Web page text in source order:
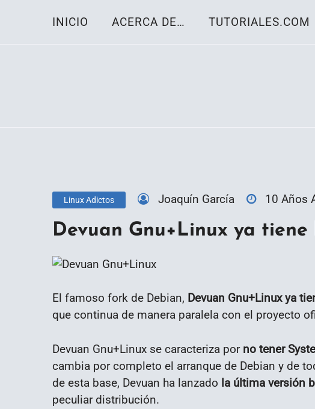
INICIO ACERCA DE… TUTORIALES.COM
Linux Adictos Joaquín García 10 Años
Devuan Gnu+Linux ya tiene
El famoso fork de Debian, Devuan Gnu+Linux ya
que continua de manera paralela con el proyecto
Devuan Gnu+Linux se caracteriza por no tener
cambia por completo el arranque de Debian y de
de esta base, Devuan ha lanzado la última versión
peculiar distribución.